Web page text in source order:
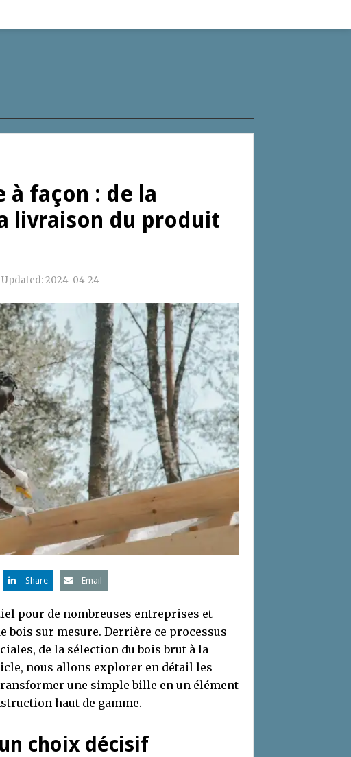
à façon : de la
livraison du produit
2024-04-24
Share Email
pour de nombreuses entreprises et
bois sur mesure. Derrière ce processus
de la sélection du bois brut à la
nous allons explorer en détail les
une simple bille en un élément
haut de gamme.
choix décisif